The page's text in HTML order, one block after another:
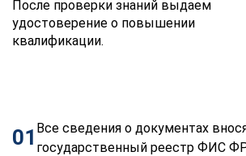
После проверки знаний выдаем
удостоверение о повышении
квалификации.
01 Все сведения о документах
государственный реестр ФИС